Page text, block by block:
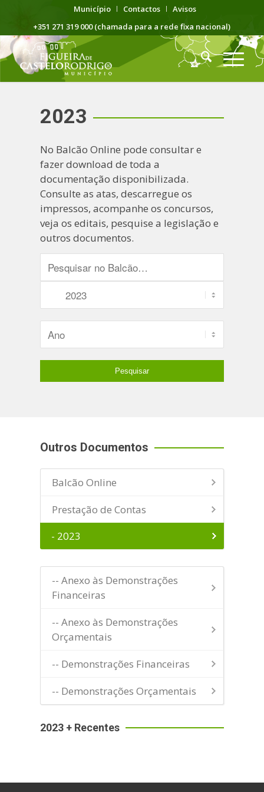
Município Contactos
Avisos
+351 271 319 000 (chamada para a rede fixa nacional)
2023
No Balcão Online pode consultar e
fazer download de toda a
documentação disponibilizada.
Consulte as atas, descarregue os
impressos, acompanhe os concursos,
veja os editais, pesquise a legislação e
outros documentos.
Outros Documentos
Balcão Online
Prestação de Contas
- 2023
-- Anexo às Demonstrações
Financeiras
-- Anexo às Demonstrações
Orçamentais
-- Demonstrações Financeiras
-- Demonstrações Orçamentais
2023 + Recentes